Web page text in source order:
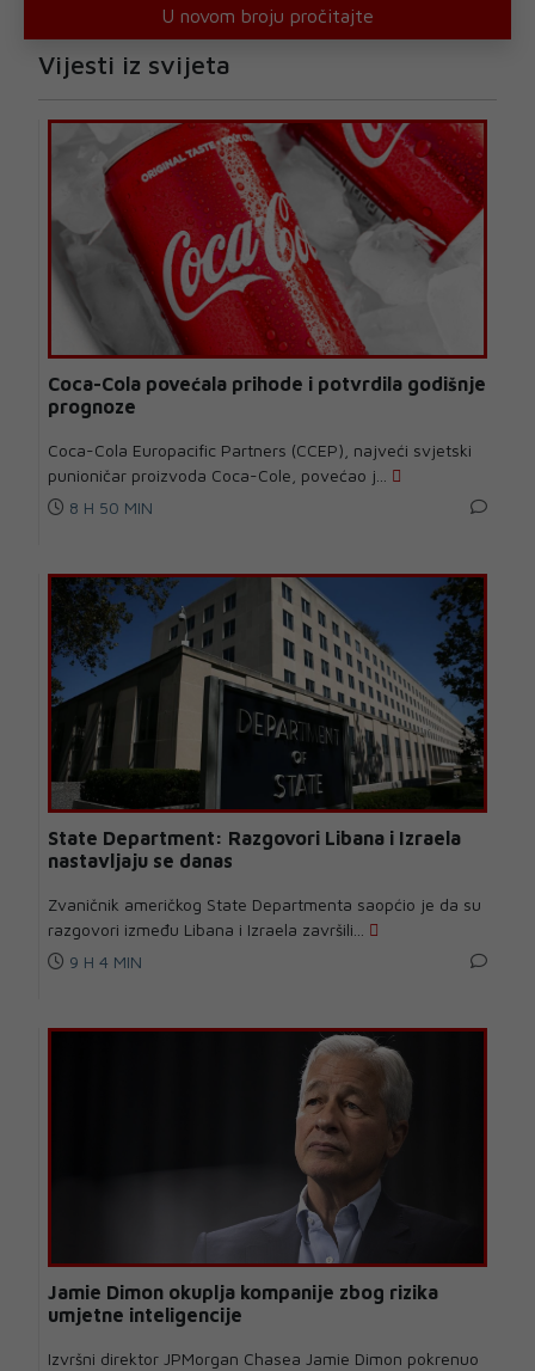
U novom broju pročitajte
Vijesti iz svijeta
Coca-Cola povećala prihode i potvrdila godišnje
prognoze
Coca-Cola Europacific Partners (CCEP), najveći svjetski
punioničar proizvoda Coca-Cole, povećao j...
8 H 50 MIN
State Department: Razgovori Libana i Izraela
nastavljaju se danas
Zvaničnik američkog State Departmenta saopćio je da su
razgovori između Libana i Izraela završili...
9 H 4 MIN
Jamie Dimon okuplja kompanije zbog rizika
umjetne inteligencije
Izvršni direktor JPMorgan Chasea Jamie Dimon pokrenuo